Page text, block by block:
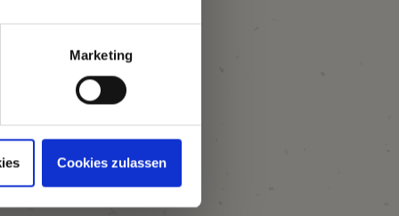
Marketing
Cookies zulassen